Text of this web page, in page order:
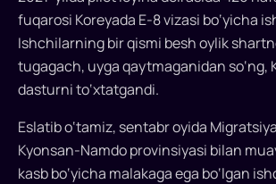
kelishuv
imzolandi...
fuqarosi Koreyada E-8 vizasi bo‘yicha
Ishchilarning bir qismi besh oylik
tugagach, uyga qaytmaganidan so‘ng,
dasturni to‘xtatgandi.
Eslatib o‘tamiz, sentabr oyida
Kyonsan-Namdo provinsiyasi bilan
kasb bo‘yicha malakaga ega bo‘lgan